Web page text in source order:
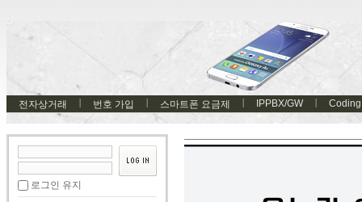
전자상거래 번호 가입 스마트폰 요금제 IPPBX/GW Coding
로그인 유지